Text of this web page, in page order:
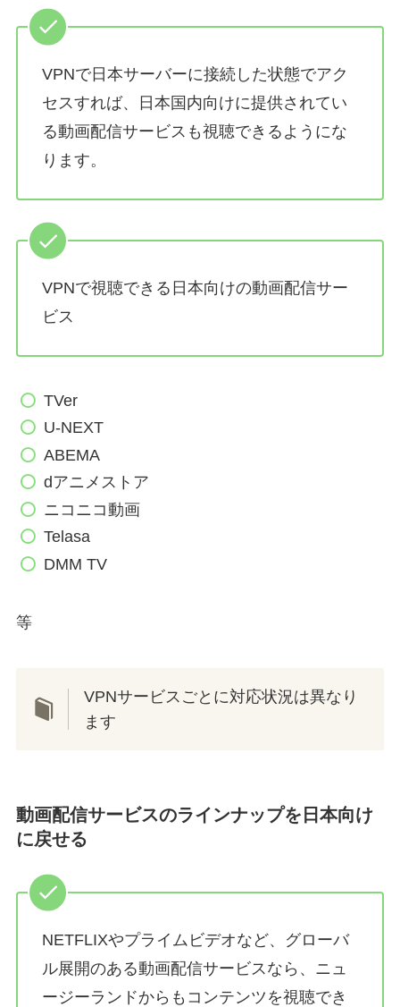
VPNで日本サーバーに接続した状態でアク
セスすれば、日本国内向けに提供されてい
る動画配信サービスも視聴できるようにな
ります。
VPNで視聴できる日本向けの動画配信サー
ビス
TVer
U-NEXT
ABEMA
dアニメストア
ニコニコ動画
Telasa
DMM TV
等
VPNサービスごとに対応状況は異なり
ます
動画配信サービスのラインナップを日本向け
に戻せる
NETFLIXやプライムビデオなど、グローバ
ル展開のある動画配信サービスなら、ニュ
ージーランドからもコンテンツを視聴でき